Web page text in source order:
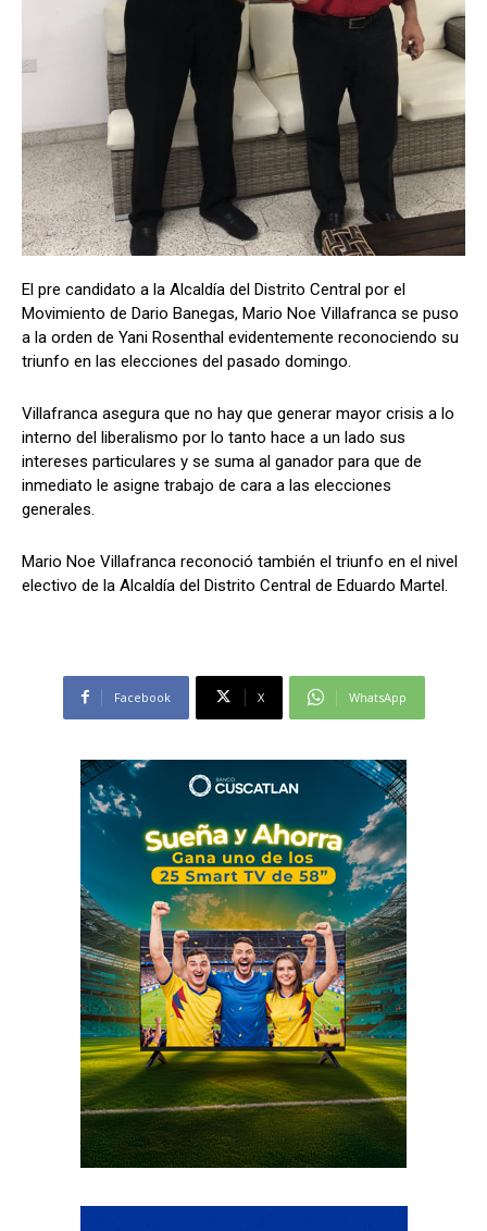
Comparta
Facebook X WhatsApp
Síganos
Comparta
Facebook X WhatsApp
Síganos
El pre candidato a la Alcaldía del Distrito Central por el
Movimiento de Dario Banegas, Mario Noe Villafranca se puso
a la orden de Yani Rosenthal evidentemente reconociendo su
triunfo en las elecciones del pasado domingo.
Villafranca asegura que no hay que generar mayor crisis a lo
interno del liberalismo por lo tanto hace a un lado sus
intereses particulares y se suma al ganador para que de
inmediato le asigne trabajo de cara a las elecciones
generales.
Mario Noe Villafranca reconoció también el triunfo en el nivel
electivo de la Alcaldía del Distrito Central de Eduardo Martel.
Facebook X WhatsApp